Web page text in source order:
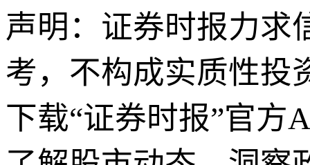
声明：证券时报力求
考，不构成实质性投
下载“证券时报”官方